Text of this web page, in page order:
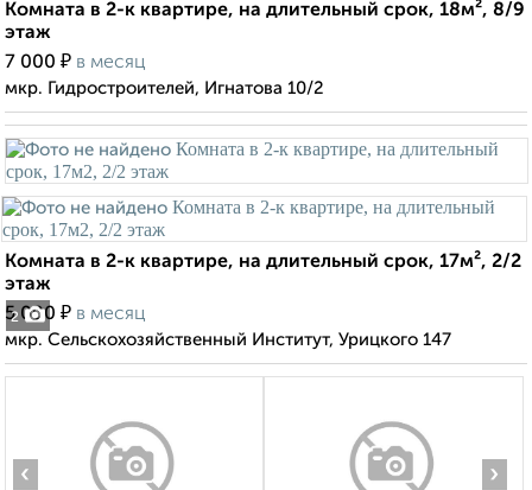
Комната в 2-к квартире, на длительный срок, 18м², 8/9
этаж
7 000 ₽ в месяц
мкр. Гидростроителей, Игнатова 10/2
2
Комната в 2-к квартире, на длительный срок, 17м², 2/2
этаж
5 000 ₽ в месяц
мкр. Сельскохозяйственный Институт, Урицкого 147
‹ ›